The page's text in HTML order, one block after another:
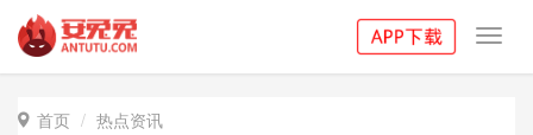
 首页 热点资讯